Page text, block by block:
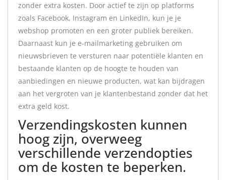
zonder extra kosten. Door actief te zijn op platforms
zoals Facebook, Instagram en LinkedIn, kun je je
webshop promoten en een groter publiek bereiken.
Daarnaast kun je e-mailmarketing gebruiken om
nieuwsbrieven te versturen naar potentiële klanten en
bestaande klanten op de hoogte te houden van
aanbiedingen en nieuwe producten, wat kan bijdragen
aan het vergroten van je klantenbestand zonder dat het
extra geld kost.
Verzendingskosten kunnen
hoog zijn, overweeg
verschillende verzendopties
om de kosten te beperken.